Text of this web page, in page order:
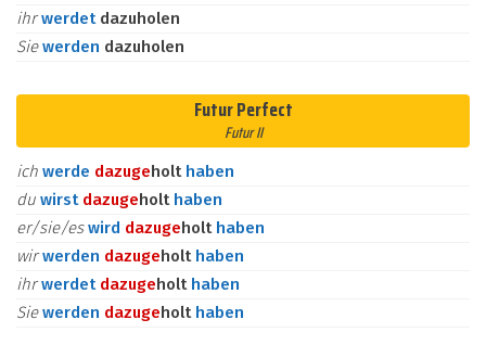
ihrwerdet dazuholen
Siewerden dazuholen
Futur Perfect
Futur II
ich werde dazugeholt haben
du wirst dazugeholt haben
er/sie/eswird dazugeholt haben
wirwerden dazugeholt haben
ihrwerdet dazugeholt haben
Siewerden dazugeholt haben